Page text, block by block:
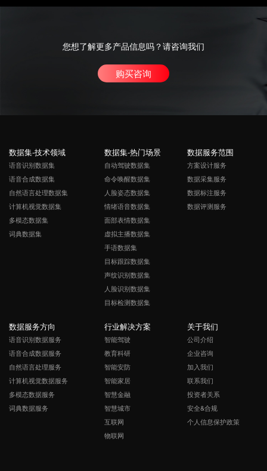
您想了解更多产品信息吗？请咨询我们
购买咨询
数据集-技术领域
语音识别数据集
语音合成数据集
自然语言处理数据集
计算机视觉数据集
多模态数据集
词典数据集
数据集-热门场景
自动驾驶数据集
命令唤醒数据集
人脸姿态数据集
情绪语音数据集
面部表情数据集
虚拟主播数据集
手语数据集
目标跟踪数据集
声纹识别数据集
人脸识别数据集
目标检测数据集
数据服务范围
方案设计服务
数据采集服务
数据标注服务
数据评测服务
数据服务方向
语音识别数据服务
语音合成数据服务
自然语言处理服务
计算机视觉数据服务
多模态数据服务
词典数据服务
行业解决方案
智能驾驶
教育科研
智能安防
智能家居
智慧金融
智慧城市
互联网
物联网
关于我们
公司介绍
企业咨询
加入我们
联系我们
投资者关系
安全&合规
个人信息保护政策